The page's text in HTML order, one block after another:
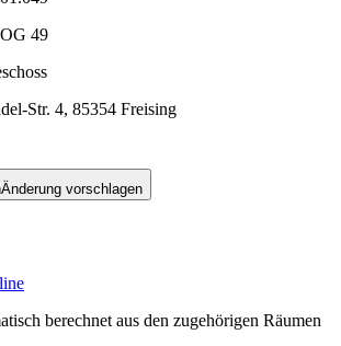
49
Str. 4, 85354 Freising
Änderung vorschlagen
berechnet aus den zugehörigen Räumen